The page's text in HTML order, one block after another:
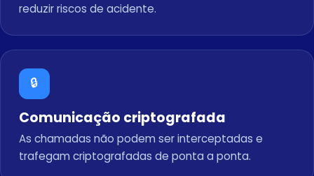
reduzir riscos de acidente.
🔒
Comunicação criptografada
As chamadas não podem ser interceptadas e
trafegam criptografadas de ponta a ponta.